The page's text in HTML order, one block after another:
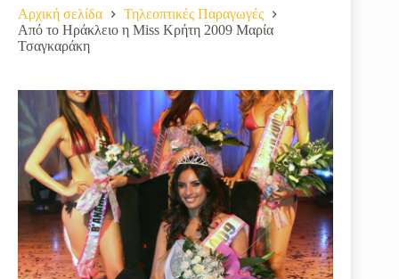
Αρχική σελίδα
Τηλεοπτικές Παραγωγές
Από το Ηράκλειο η Miss Κρήτη 2009 Μαρία
Τσαγκαράκη